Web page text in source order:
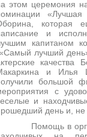
этом церемония
«Лучшая
которая
и
капитаном
лучший
качества
и Илья
большой
с
и
день и, не
Помощь в